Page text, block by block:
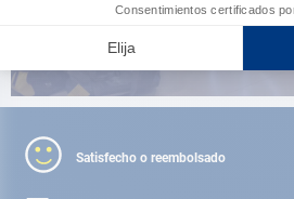
ENCUENTRA UNA TIENDA
Satisfecho o reembolsado